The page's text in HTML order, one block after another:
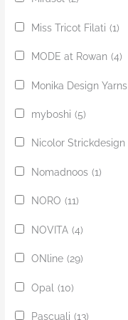
Miss Tricot Filati (1)
MODE at Rowan (4)
Monika Design Yarns
myboshi (5)
Nicolor Strickdesign
Nomadnoos (1)
NORO (11)
NOVITA (4)
ONline (29)
Opal (10)
Pascuali (13)